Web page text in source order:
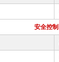
安全控制